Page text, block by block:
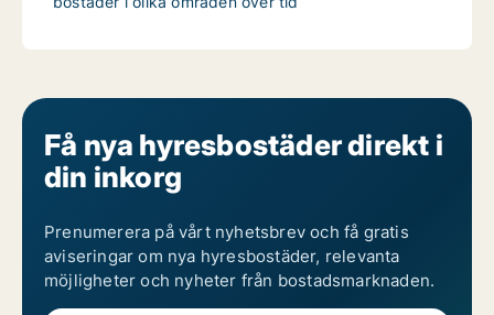
Få nya hyresbostäder direkt i
din inkorg
Prenumerera på vårt nyhetsbrev och få gratis
aviseringar om nya hyresbostäder, relevanta
möjligheter och nyheter från bostadsmarknaden.